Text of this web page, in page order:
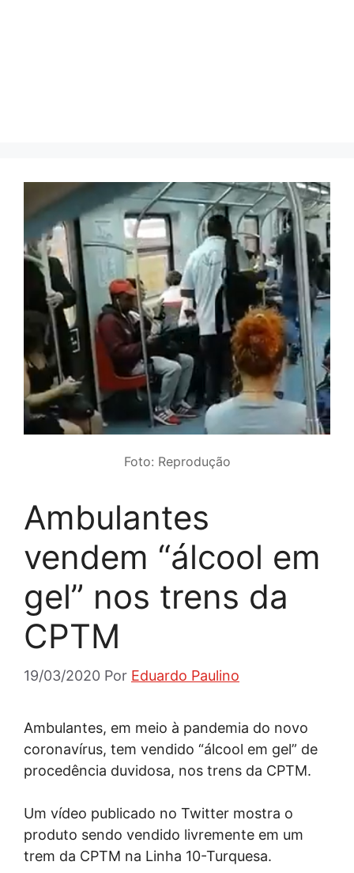
Foto: Reprodução
Ambulantes
vendem “álcool em
gel” nos trens da
CPTM
19/03/2020 Por Eduardo Paulino
Ambulantes, em meio à pandemia do novo
coronavírus, tem vendido “álcool em gel” de
procedência duvidosa, nos trens da CPTM.
Um vídeo publicado no Twitter mostra o
produto sendo vendido livremente em um
trem da CPTM na Linha 10-Turquesa.